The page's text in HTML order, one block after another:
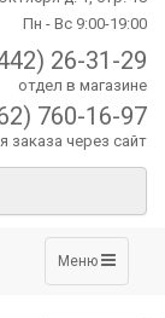
Пн - Вс 9:00-19:00
26-31-29
отдел в магазине
760-16-97
заказа через сайт
Меню